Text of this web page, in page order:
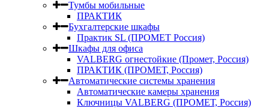
Тумбы мобильные
ПРАКТИК
Бухгалтерские шкафы
Практик SL (ПРОМЕТ Россия)
Шкафы для офиса
VALBERG огнестойкие (Промет, Россия)
ПРАКТИК (ПРОМЕТ, Россия)
Автоматические системы хранения
Автоматические камеры хранения
Ключницы VALBERG (ПРОМЕТ, Россия)